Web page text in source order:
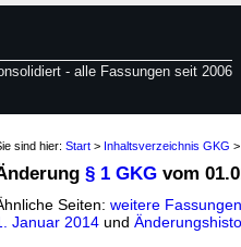
- alle Fassungen seit 2006
sind hier: Start > Inhaltsverzeichnis GKG >
§ 1 GKG vom
Seiten: weitere
Januar 2014 und